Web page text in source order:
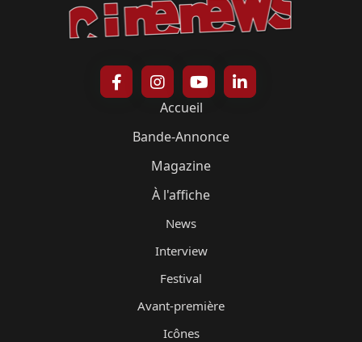
Accueil
Bande-Annonce
Magazine
À l'affiche
News
Interview
Festival
Avant-première
Icônes